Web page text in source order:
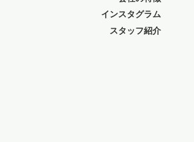
インスタグラム
スタッフ紹介